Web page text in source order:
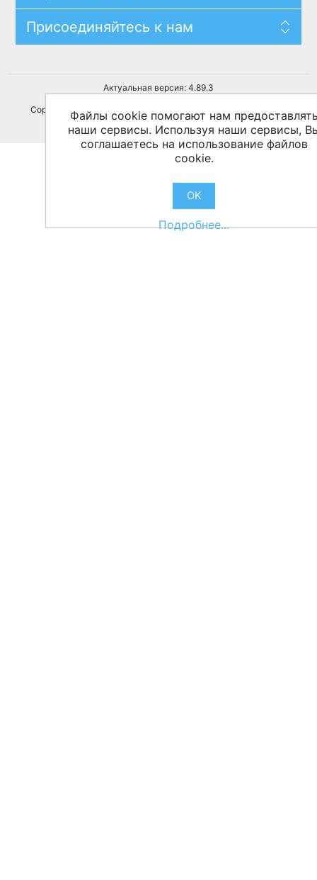
Присоединяйтесь к нам
Актуальная версия: 4.89.3
Copyright © 2012 — 2026 TvProgViewer. Все права защищены.
Powered by
nopCommerce
Файлы cookie помогают нам
наши сервисы. Используя наши сервисы,
соглашаетесь на использование файлов
cookie.
OK
Подробнее...